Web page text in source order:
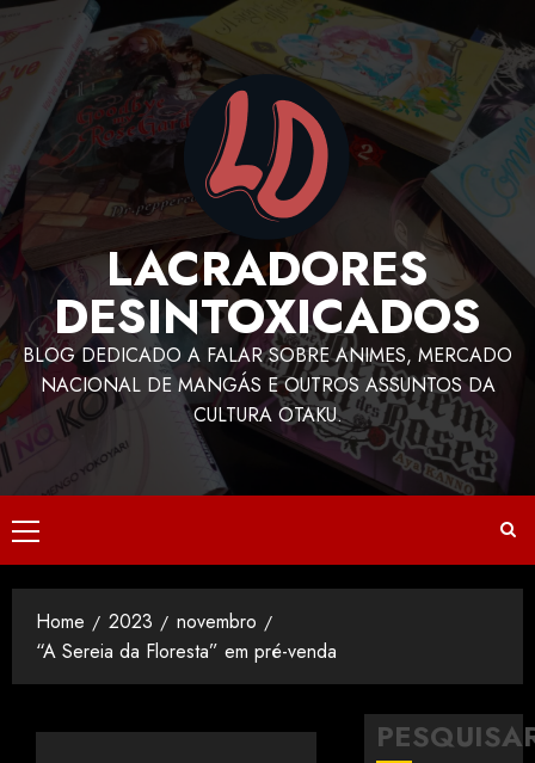
LACRADORES
DESINTOXICADOS
BLOG DEDICADO A FALAR SOBRE ANIMES, MERCADO
NACIONAL DE MANGÁS E OUTROS ASSUNTOS DA
CULTURA OTAKU.
Home 2023
novembro
“A Sereia da Floresta” em pré-venda